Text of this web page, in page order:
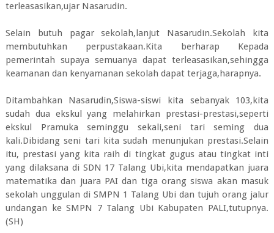
terleasasikan,ujar Nasarudin.
Selain butuh pagar sekolah,lanjut Nasarudin.Sekolah kita
membutuhkan perpustakaan.Kita berharap Kepada
pemerintah supaya semuanya dapat terleasasikan,sehingga
keamanan dan kenyamanan sekolah dapat terjaga,harapnya.
Ditambahkan Nasarudin,Siswa-siswi kita sebanyak 103,kita
sudah dua ekskul yang melahirkan prestasi-prestasi,seperti
ekskul Pramuka seminggu sekali,seni tari seming dua
kali.Dibidang seni tari kita sudah menunjukan prestasi.Selain
itu, prestasi yang kita raih di tingkat gugus atau tingkat inti
yang dilaksana di SDN 17 Talang Ubi,kita mendapatkan juara
matematika dan juara PAI dan tiga orang siswa akan masuk
sekolah unggulan di SMPN 1 Talang Ubi dan tujuh orang jalur
undangan ke SMPN 7 Talang Ubi Kabupaten PALI,tutupnya.
(SH)